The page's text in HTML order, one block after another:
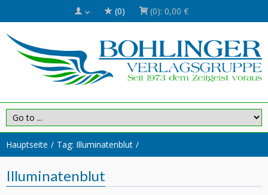
(0) (0): 0,00 €
Hauptseite Tag: Illuminatenblut
Illuminatenblut